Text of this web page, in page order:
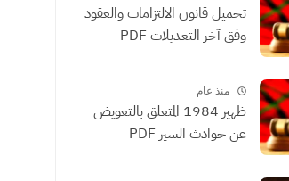
تحميل قانون الالتزامات والعقود
وفق آخر التعديلات PDF
منذ عام
ظهير 1984 المتعلق بالتعويض
عن حوادث السير PDF